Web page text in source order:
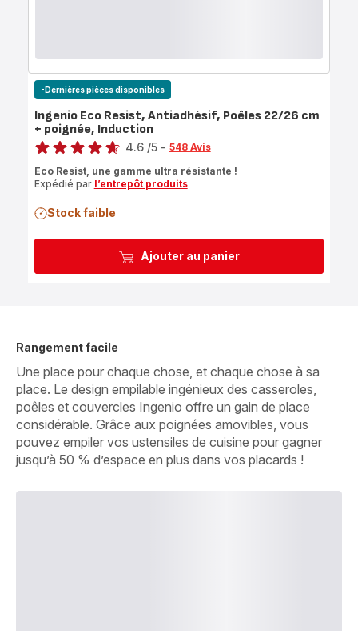
Ajouter au panier
-Dernières pièces disponibles
Ingenio Eco Resist, Antiadhésif, Poêles 22/26 cm
+ poignée, Induction
Note
4.6 /5 - 548 Avis
Eco Resist, une gamme ultra résistante !
Expédié par l’entrepôt produits
Stock faible
Rangement facile
Une place pour chaque chose, et chaque chose à sa
place. Le design empilable ingénieux des casseroles,
poêles et couvercles Ingenio offre un gain de place
considérable. Grâce aux poignées amovibles, vous
pouvez empiler vos ustensiles de cuisine pour gagner
jusqu’à 50 % d’espace en plus dans vos placards !